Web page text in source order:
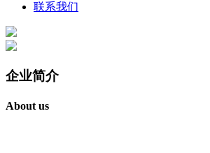
联系我们
企业简介
About us